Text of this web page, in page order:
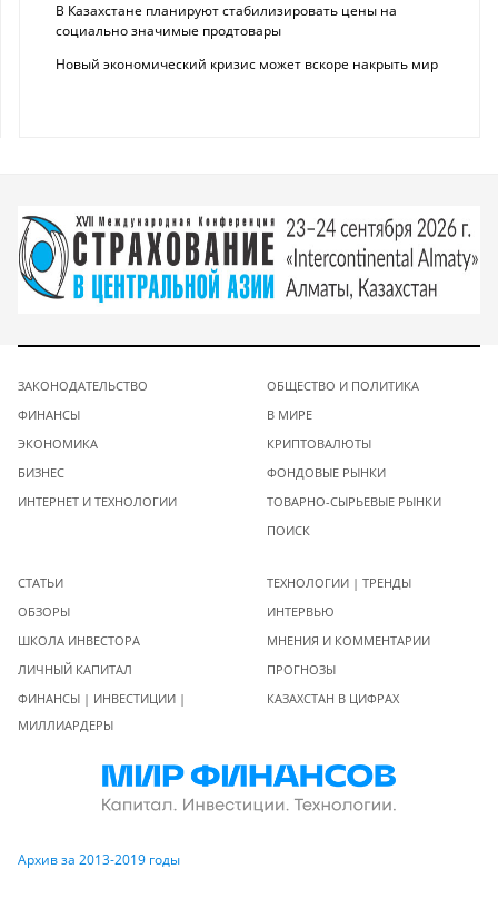
В Казахстане планируют стабилизировать цены на
социально значимые продтовары
Новый экономический кризис может вскоре накрыть мир
ЗАКОНОДАТЕЛЬСТВО
ФИНАНСЫ
ЭКОНОМИКА
БИЗНЕС
ИНТЕРНЕТ И ТЕХНОЛОГИИ
ОБЩЕСТВО И ПОЛИТИКА
В МИРЕ
КРИПТОВАЛЮТЫ
ФОНДОВЫЕ РЫНКИ
ТОВАРНО-СЫРЬЕВЫЕ РЫНКИ
ПОИСК
СТАТЬИ
ОБЗОРЫ
ШКОЛА ИНВЕСТОРА
ЛИЧНЫЙ КАПИТАЛ
ФИНАНСЫ | ИНВЕСТИЦИИ |
МИЛЛИАРДЕРЫ
ТЕХНОЛОГИИ | ТРЕНДЫ
ИНТЕРВЬЮ
МНЕНИЯ И КОММЕНТАРИИ
ПРОГНОЗЫ
КАЗАХСТАН В ЦИФРАХ
Архив за 2013-2019 годы